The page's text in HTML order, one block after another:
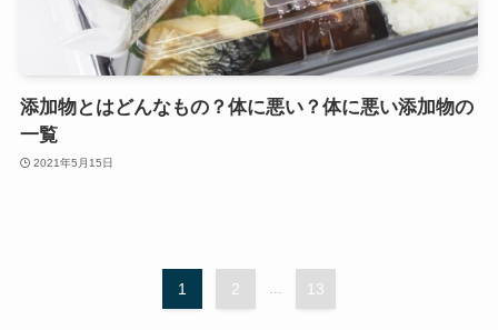
添加物とはどんなもの？体に悪い？体に悪い添加物の
一覧
2021年5月15日
1 2 13